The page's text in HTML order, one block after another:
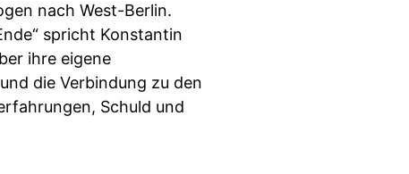
nach West-Berlin.
spricht Konstantin
ihre eigene
die Verbindung zu den
Schuld und